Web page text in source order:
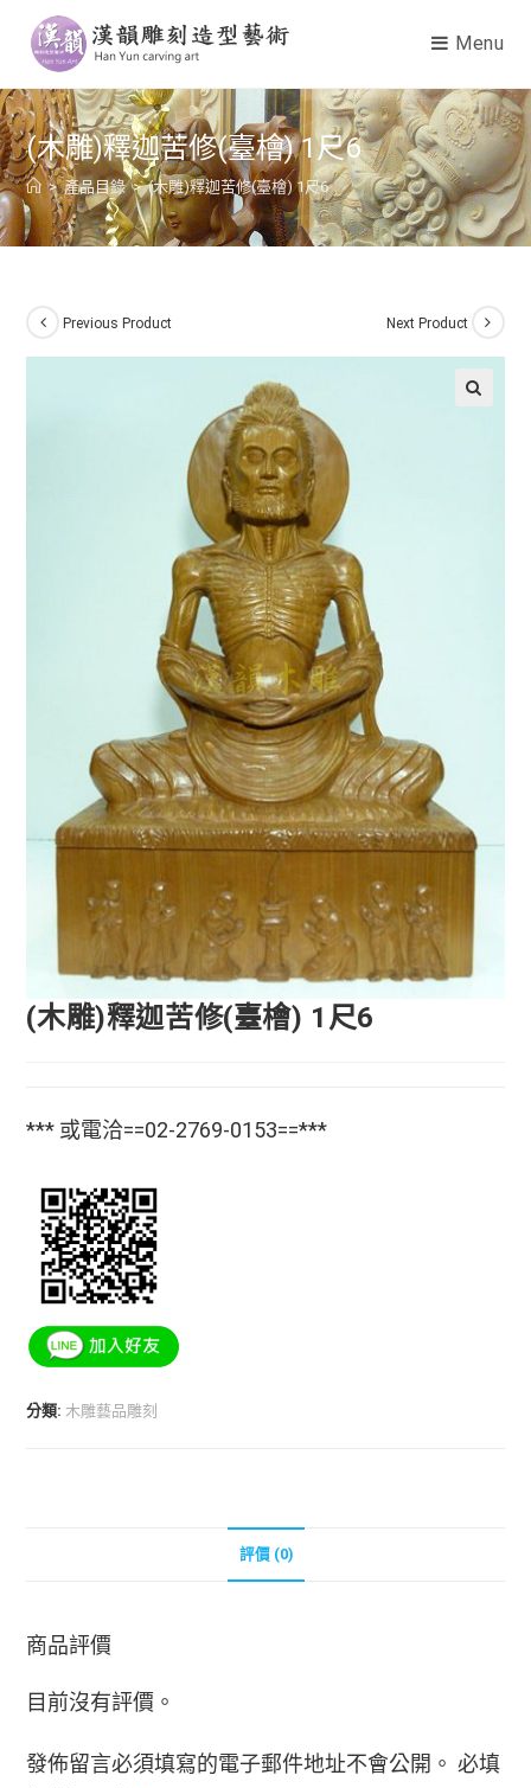
Menu
(木雕)釋迦苦修(臺檜) 1尺6
> 產品目錄 > (木雕)釋迦苦修(臺檜) 1尺6
Previous Product Next Product
(木雕)釋迦苦修(臺檜) 1尺6
*** 或電洽==02-2769-0153==***
分類:木雕藝品雕刻
評價 (0)
商品評價
目前沒有評價。
發佈留言必須填寫的電子郵件地址不會公開。 必填